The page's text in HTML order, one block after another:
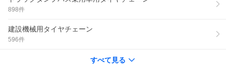
898件
建設機械用タイヤチェーン
596件
すべて見る